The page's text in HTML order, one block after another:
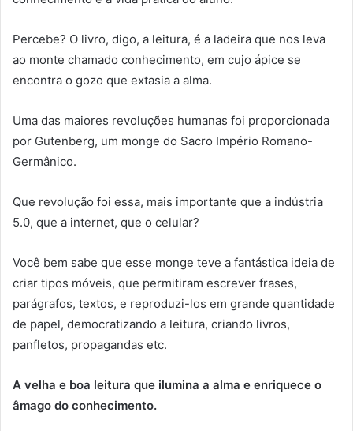
Percebe? O livro, digo, a leitura, é a ladeira que nos leva
ao monte chamado conhecimento, em cujo ápice se
encontra o gozo que extasia a alma.
Uma das maiores revoluções humanas foi proporcionada
por Gutenberg, um monge do Sacro Império Romano-
Germânico.
Que revolução foi essa, mais importante que a indústria
5.0, que a internet, que o celular?
Você bem sabe que esse monge teve a fantástica ideia de
criar tipos móveis, que permitiram escrever frases,
parágrafos, textos, e reproduzi-los em grande quantidade
de papel, democratizando a leitura, criando livros,
panfletos, propagandas etc.
A velha e boa leitura que ilumina a alma e enriquece o
âmago do conhecimento.